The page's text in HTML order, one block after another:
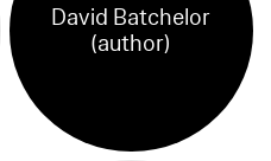
David Batchelor
(author)